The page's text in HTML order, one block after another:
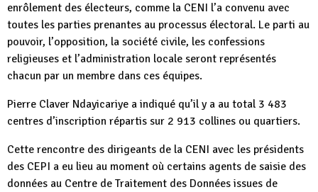
enrôlement des électeurs, comme la CENI l’a convenu avec
toutes les parties prenantes au processus électoral. Le parti au
pouvoir, l’opposition, la société civile, les confessions
religieuses et l’administration locale seront représentés
chacun par un membre dans ces équipes.
Pierre Claver Ndayicariye a indiqué qu’il y a au total 3 483
centres d’inscription répartis sur 2 913 collines ou quartiers.
Cette rencontre des dirigeants de la CENI avec les présidents
des CEPI a eu lieu au moment où certains agents de saisie des
données au Centre de Traitement des Données issues de